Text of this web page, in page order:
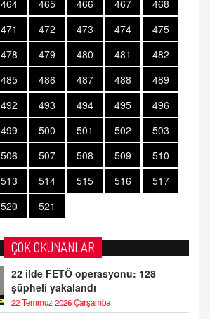
464 465 466 467
468
471 472 473 474
475
478 479 480 481
482
485 486 487 488
489
492 493 494 495
496
499 500 501 502
503
506 507 508 509
510
513 514 515 516
517
520 521
ÇOK OKUNANLAR
22 ilde FETÖ operasyonu: 128
şüpheli yakalandı
22 Temmuz 2026 Çarşamba